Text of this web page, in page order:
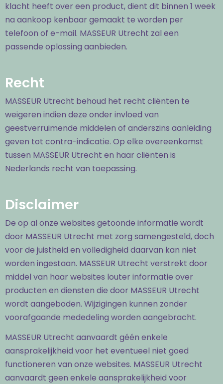
klacht heeft over een product, dient dit binnen 1 week
na aankoop kenbaar gemaakt te worden per
telefoon of e-mail. MASSEUR Utrecht zal een
passende oplossing aanbieden.
Recht
MASSEUR Utrecht behoud het recht cliënten te
weigeren indien deze onder invloed van
geestverruimende middelen of anderszins aanleiding
geven tot contra-indicatie. Op elke overeenkomst
tussen MASSEUR Utrecht en haar cliënten is
Nederlands recht van toepassing.
Disclaimer
De op al onze websites getoonde informatie wordt
door MASSEUR Utrecht met zorg samengesteld, doch
voor de juistheid en volledigheid daarvan kan niet
worden ingestaan. MASSEUR Utrecht verstrekt door
middel van haar websites louter informatie over
producten en diensten die door MASSEUR Utrecht
wordt aangeboden. Wijzigingen kunnen zonder
voorafgaande mededeling worden aangebracht.
MASSEUR Utrecht aanvaardt géén enkele
aansprakelijkheid voor het eventueel niet goed
functioneren van onze websites. MASSEUR Utrecht
aanvaardt geen enkele aansprakelijkheid voor